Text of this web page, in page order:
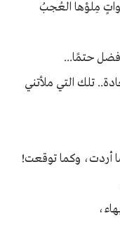
مِلؤها العُجبُ
حتمًا...
تلك التي ملأتني
كما أردت، وكما توقعت!